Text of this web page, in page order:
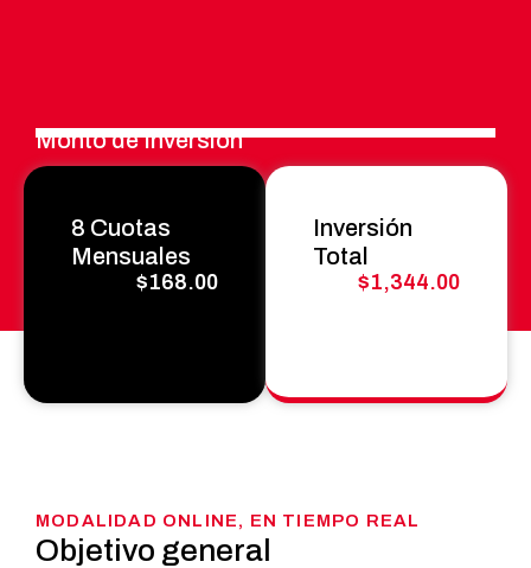
Monto deInversión
8 Cuotas
Mensuales
$168.00
Inversión
Total
$1,344.00
MODALIDAD ONLINE, EN TIEMPO REAL
Objetivo general